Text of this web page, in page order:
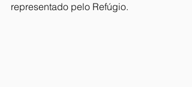
representado pelo Refúgio.